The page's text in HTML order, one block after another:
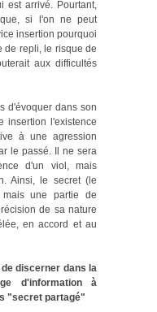
est arrivé. Pourtant,
que, si l'on ne peut
insertion pourquoi
de repli, le risque de
aux difficultés
d'évoquer dans son
insertion l'existence
à une agression
le passé. Il ne sera
d'un viol, mais
Ainsi, le secret (le
une partie de
de sa nature
en accord et au
discerner dans la
d'information à
"secret partagé"